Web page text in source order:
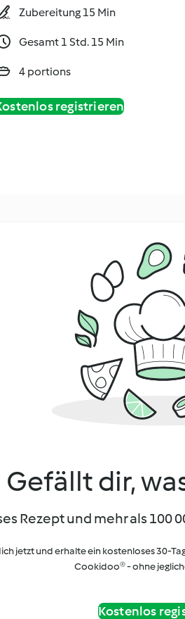
Zubereitung 15 Min
Gesamt 1 Std. 15 Min
4 portions
registrieren
Gefällt dir,
Rezept und mehr als 100
jetzt und erhalte ein kostenloses 30-
Cookidoo® - ohne
Kostenlos